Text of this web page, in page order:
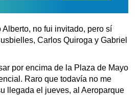
Alberto, no fui invitado, pero sí
Carlos Quiroga y Gabriel
por encima de la Plaza de Mayo
Raro que todavía no me
llegada el jueves, al Aeroparque